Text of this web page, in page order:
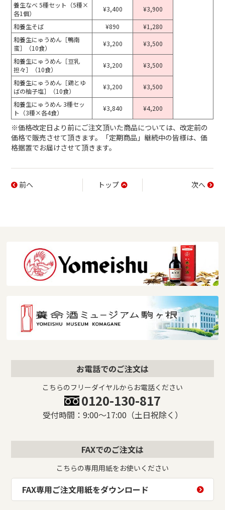
養生なべ 5種セット（5種×
各1個）
¥3,400 ¥3,900
和養生そば ¥890
¥1,280
和養生にゅうめん［鴨南
蛮］（10食）
¥3,200 ¥3,500
和養生にゅうめん［豆乳
担々］（10食）
¥3,200 ¥3,500
和養生にゅうめん［鶏とゆ
ばの柚子塩］（10食）
¥3,200 ¥3,500
和養生にゅうめん 3種セッ
ト（3種×各4食）
¥3,840 ¥4,200
※価格改定日より前にご注文頂いた商品については、改定前の
価格で販売させて頂きます。
「定期商品」継続中の皆様は、価
格据置でお届けさせて頂きます。
前へ トップ 次へ
お電話でのご注文は
こちらのフリーダイヤルからお電話ください
0120-130-817
受付時間：9:00〜17:00（土日祝除く）
FAXでのご注文は
こちらの専用用紙をお使いください
FAX専用ご注文用紙をダウンロード